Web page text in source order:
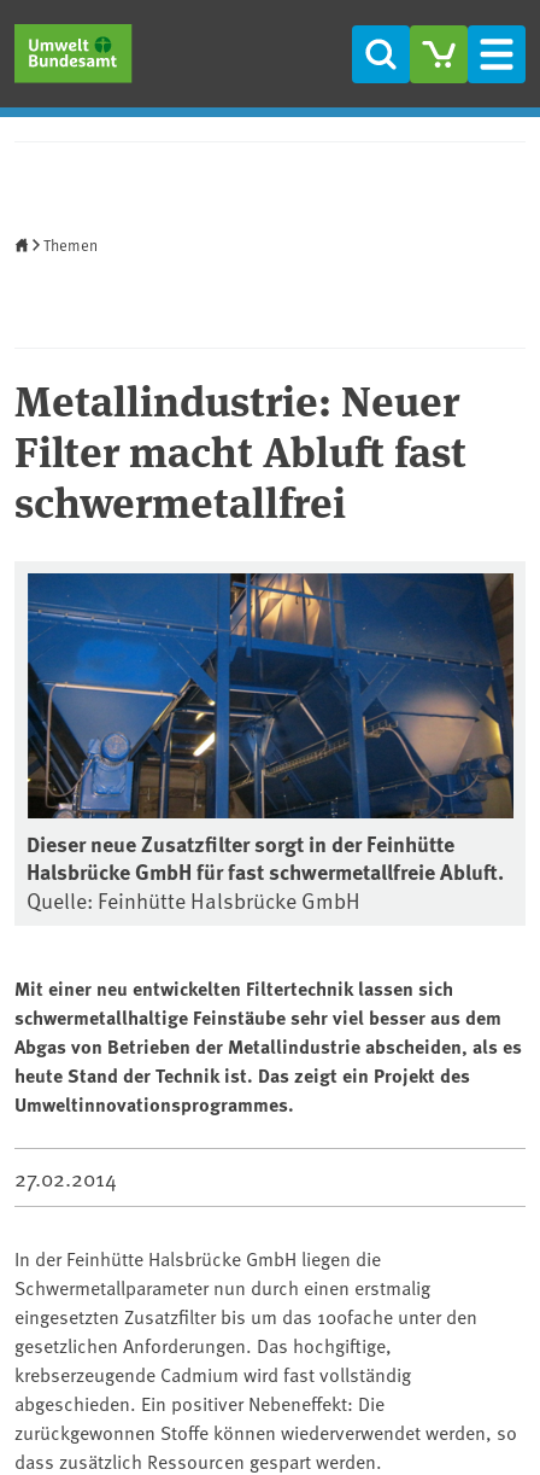
Suche
Themen
Metallindustrie: Neuer
Filter macht Abluft fast
schwermetallfrei
Dieser neue Zusatzfilter sorgt in der Feinhütte
Halsbrücke GmbH für fast schwermetallfreie Abluft.
Quelle: Feinhütte Halsbrücke GmbH
Mit einer neu entwickelten Filtertechnik lassen sich
schwermetallhaltige Feinstäube sehr viel besser aus dem
Abgas von Betrieben der Metallindustrie abscheiden, als es
heute Stand der Technik ist. Das zeigt ein Projekt des
Umweltinnovationsprogrammes.
27.02.2014
In der Feinhütte Halsbrücke GmbH liegen die
Schwermetallparameter nun durch einen erstmalig
eingesetzten Zusatzfilter bis um das 100fache unter den
gesetzlichen Anforderungen. Das hochgiftige,
krebserzeugende Cadmium wird fast vollständig
abgeschieden. Ein positiver Nebeneffekt: Die
zurückgewonnen Stoffe können wiederverwendet werden, so
dass zusätzlich Ressourcen gespart werden.